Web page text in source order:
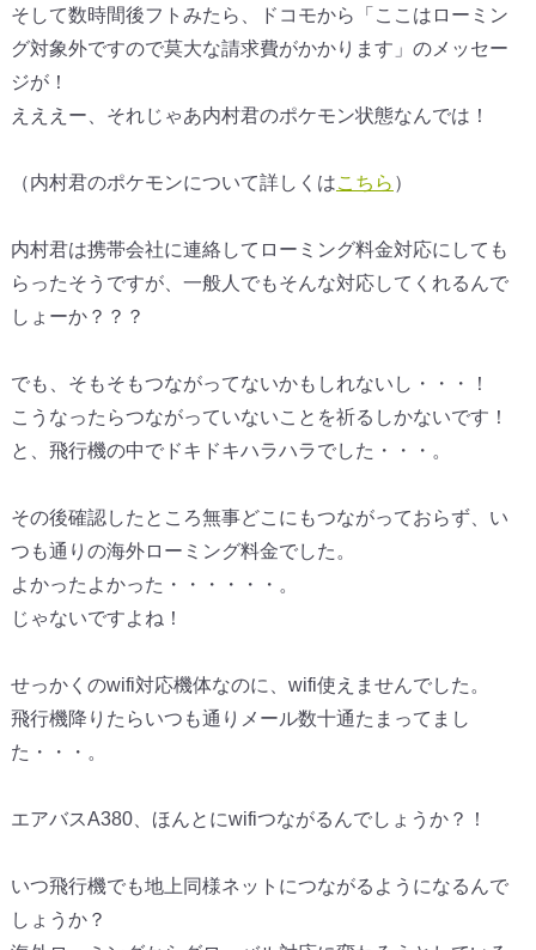
そして数時間後フトみたら、ドコモから「ここはローミン
グ対象外ですので莫大な請求費がかかります」のメッセー
ジが！
えええー、それじゃあ内村君のポケモン状態なんでは！
（内村君のポケモンについて詳しくはこちら ）
内村君は携帯会社に連絡してローミング料金対応にしても
らったそうですが、一般人でもそんな対応してくれるんで
しょーか？？？
でも、そもそもつながってないかもしれないし・・・！
こうなったらつながっていないことを祈るしかないです！
と、飛行機の中でドキドキハラハラでした・・・。
その後確認したところ無事どこにもつながっておらず、い
つも通りの海外ローミング料金でした。
よかったよかった・・・・・・。
じゃないですよね！
せっかくのwifi対応機体なのに、wifi使えませんでした。
飛行機降りたらいつも通りメール数十通たまってまし
た・・・。
エアバスA380、ほんとにwifiつながるんでしょうか？！
いつ飛行機でも地上同様ネットにつながるようになるんで
しょうか？